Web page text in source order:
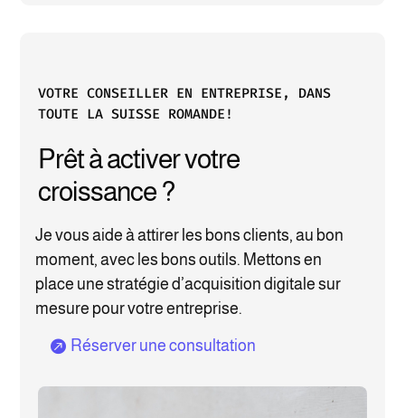
VOTRE CONSEILLER EN ENTREPRISE, DANS
TOUTE LA SUISSE ROMANDE!
Prêt à activer votre
croissance ?
Je vous aide à attirer les bons clients, au bon
moment, avec les bons outils. Mettons en
place une stratégie d’acquisition digitale sur
mesure pour votre entreprise.
Réserver une consultation